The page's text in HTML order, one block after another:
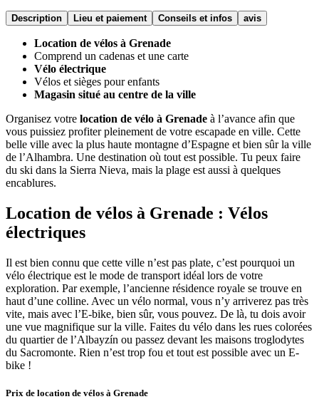
Description Lieu et paiement Conseils et infos avis
Location de vélos à Grenade
Comprend un cadenas et une carte
Vélo électrique
Vélos et sièges pour enfants
Magasin situé au centre de la ville
Organisez votre location de vélo à Grenade à l’avance afin que
vous puissiez profiter pleinement de votre escapade en ville. Cette
belle ville avec la plus haute montagne d’Espagne et bien sûr la ville
de l’Alhambra. Une destination où tout est possible. Tu peux faire
du ski dans la Sierra Nieva, mais la plage est aussi à quelques
encablures.
Location de vélos à Grenade : Vélos
électriques
Il est bien connu que cette ville n’est pas plate, c’est pourquoi un
vélo électrique est le mode de transport idéal lors de votre
exploration. Par exemple, l’ancienne résidence royale se trouve en
haut d’une colline. Avec un vélo normal, vous n’y arriverez pas très
vite, mais avec l’E-bike, bien sûr, vous pouvez. De là, tu dois avoir
une vue magnifique sur la ville. Faites du vélo dans les rues colorées
du quartier de l’Albayzín ou passez devant les maisons troglodytes
du Sacromonte. Rien n’est trop fou et tout est possible avec un E-
bike !
Prix de location de vélos à Grenade